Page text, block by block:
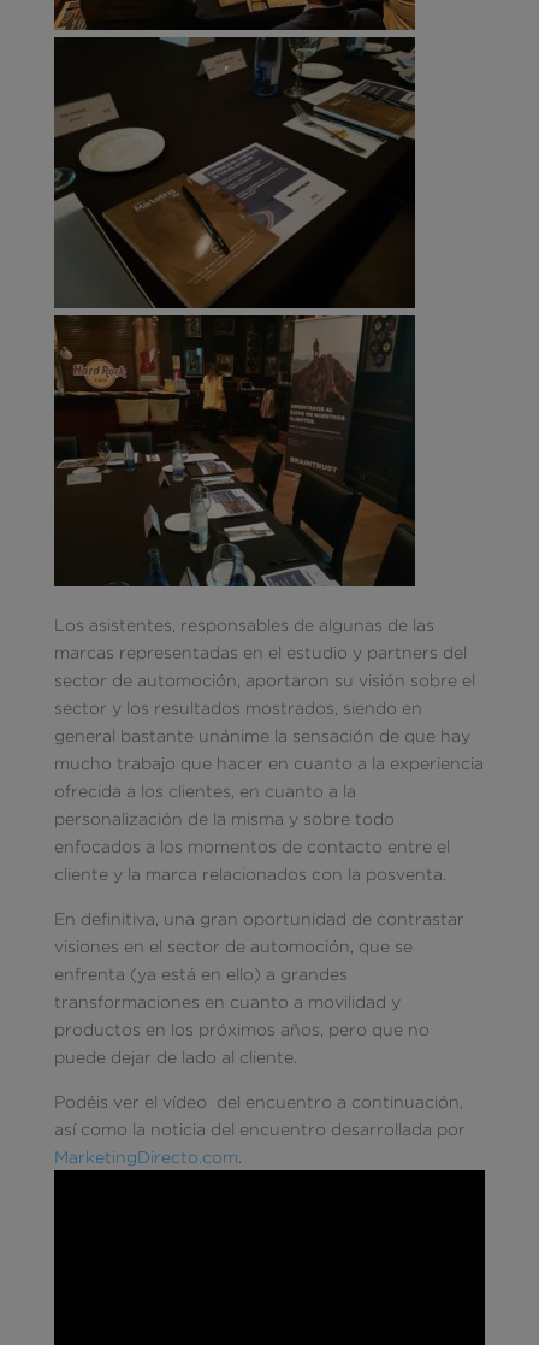
Los asistentes, responsables de algunas de las
marcas representadas en el estudio y partners del
sector de automoción, aportaron su visión sobre el
sector y los resultados mostrados, siendo en
general bastante unánime la sensación de que hay
mucho trabajo que hacer en cuanto a la experiencia
ofrecida a los clientes, en cuanto a la
personalización de la misma y sobre todo
enfocados a los momentos de contacto entre el
cliente y la marca relacionados con la posventa.
En definitiva, una gran oportunidad de contrastar
visiones en el sector de automoción, que se
enfrenta (ya está en ello) a grandes
transformaciones en cuanto a movilidad y
productos en los próximos años, pero que no
puede dejar de lado al cliente.
Podéis ver el vídeo del encuentro a continuación,
así como la noticia del encuentro desarrollada por
MarketingDirecto.com